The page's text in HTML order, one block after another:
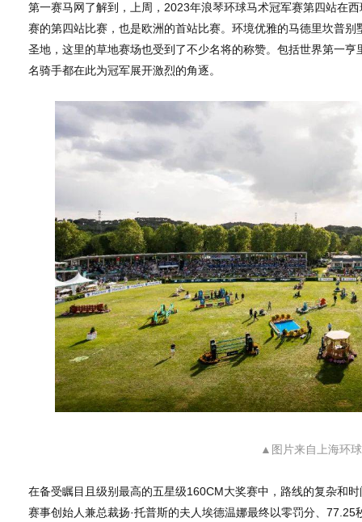
第一赛马网了解到，上周，2023年浪琴环球马术冠军赛第四站在
赛的第四站比赛，也是欧洲的首站比赛。环境优雅的马德里坎普
圣地，这里的草地赛场也受到了不少名将的称赞。包括世界第一
名骑手都在此为冠军展开激烈的角逐。
▲图片来自上海环
在备受瞩目且级别最高的五星级160CM大奖赛中，路线的复杂和
赛事创始人兼总裁扬·托普斯的夫人埃德温娜最终以零罚分、